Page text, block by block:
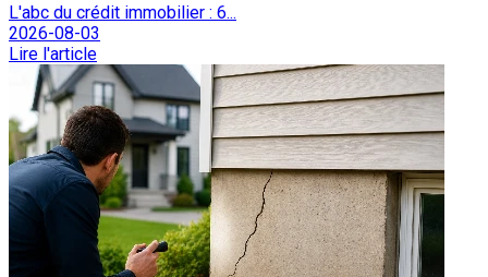
L'abc du crédit immobilier : 6...
2026-08-03
Lire l'article